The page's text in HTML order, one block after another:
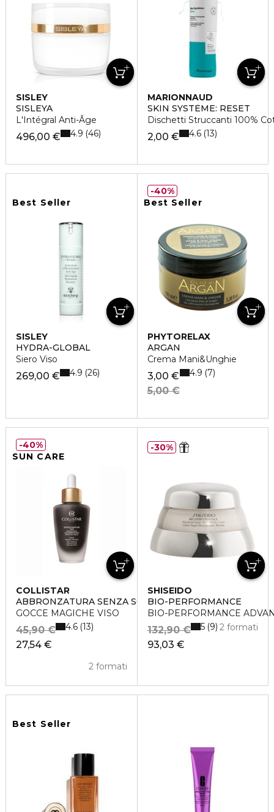
SISLEY
SISLEYA
L'Intégral Anti-Âge
496,00 € 4.9 46
MARIONNAUD
SKIN SYSTÈME: RESET
Dischetti Struccanti 100%
2,00 € 4.6 13
Best Seller
SISLEY
HYDRA-GLOBAL
Siero Viso
269,00 € 4.9 26
Best Seller
PHYTORELAX
ARGAN
Crema Mani&Unghie
3,00 €
5,00 €
4.9 7
40%
SUN CARE
COLLISTAR
ABBRONZATURA SENZA SOLE
GOCCE MAGICHE VISO
27,54 €
45,90 €
2 formati
4.6 13
40%
SHISEIDO
BIO-PERFORMANCE
BIO-PERFORMANCE
93,03 €
132,90 € 2 formati
5 9
30%
Best Seller